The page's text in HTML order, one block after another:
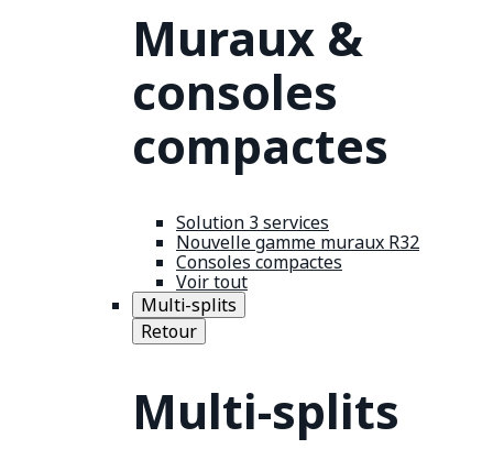
Muraux &
consoles
compactes
Solution 3 services
Nouvelle gamme muraux R32
Consoles compactes
Voir tout
Multi-splits
Retour
Multi-splits